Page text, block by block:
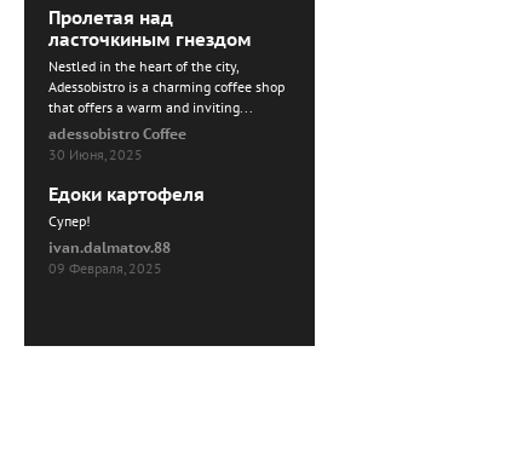
Пролетая над
ласточкиным гнездом
Nestled in the heart of the city,
Adessobistro is a charming coffee shop
that offers a warm and inviting...
adessobistro Coffee
30 Июня, 2025
Едоки картофеля
Cупер!
ivan.dalmatov.88
09 Февраля, 2025